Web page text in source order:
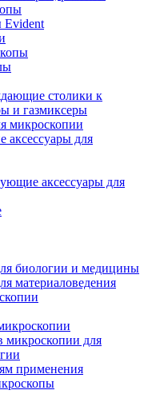
Evident
столики к
и газмиксеры
микроскопии
аксессуары для
аксессуары для
биологии и медицины
материаловедения
микроскопии для
применения